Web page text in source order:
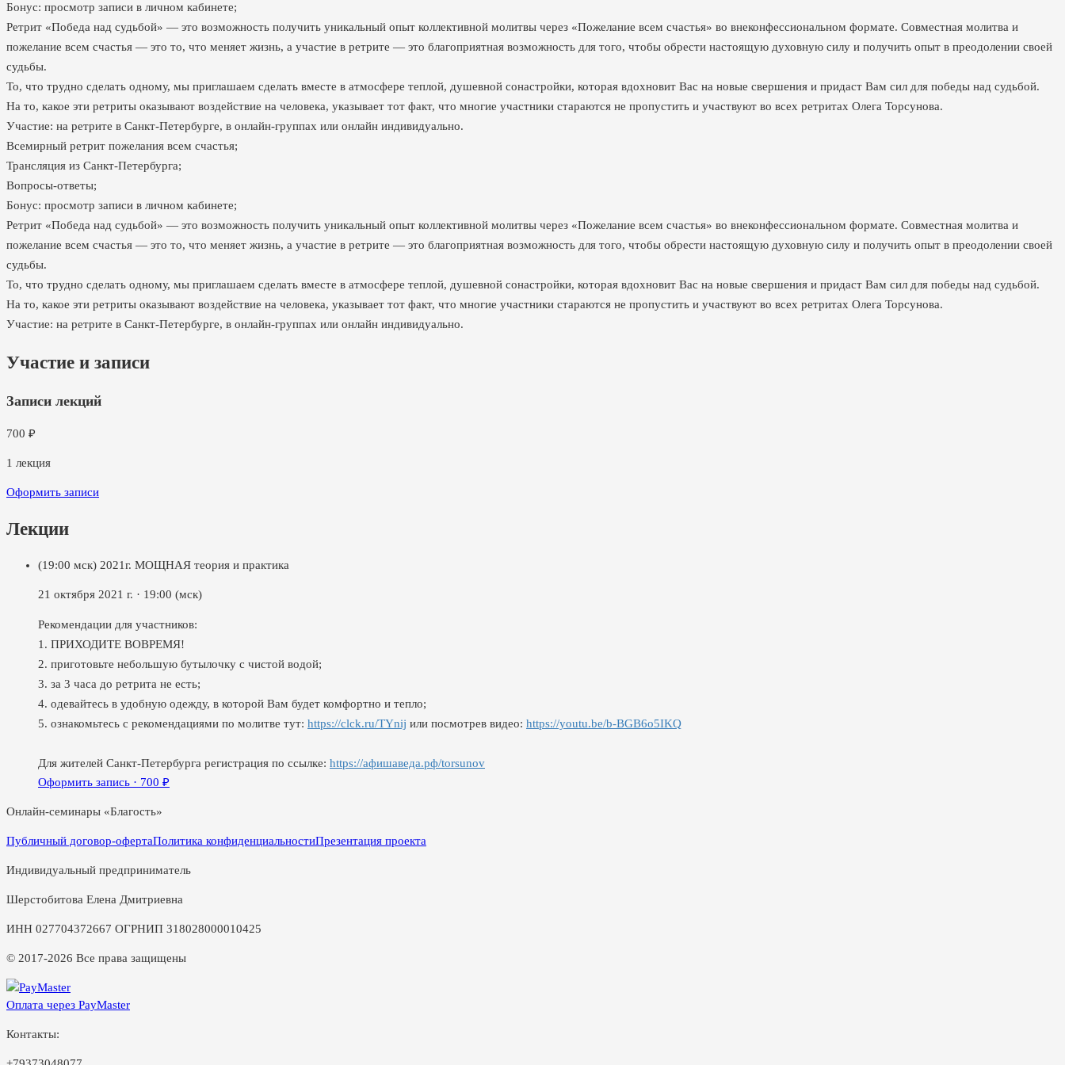
Бонус: просмотр записи в личном кабинете;
Ретрит «Победа над судьбой» — это возможность получить уникальный опыт коллективной молитвы через «Пожелание всем счастья» во внеконфессиональном формате. Совместная молитва и
пожелание всем счастья — это то, что меняет жизнь, а участие в ретрите — это благоприятная возможность для того, чтобы обрести настоящую духовную силу и получить опыт в преодолении своей
судьбы.
То, что трудно сделать одному, мы приглашаем сделать вместе в атмосфере теплой, душевной сонастройки, которая вдохновит Вас на новые свершения и придаст Вам сил для победы над судьбой.
На то, какое эти ретриты оказывают воздействие на человека, указывает тот факт, что многие участники стараются не пропустить и участвуют во всех ретритах Олега Торсунова.
Участие: на ретрите в Санкт-Петербурге, в онлайн-группах или онлайн индивидуально.
Всемирный ретрит пожелания всем счастья;
Трансляция из Санкт-Петербурга;
Вопросы-ответы;
Бонус: просмотр записи в личном кабинете;
Ретрит «Победа над судьбой» — это возможность получить уникальный опыт коллективной молитвы через «Пожелание всем счастья» во внеконфессиональном формате. Совместная молитва и
пожелание всем счастья — это то, что меняет жизнь, а участие в ретрите — это благоприятная возможность для того, чтобы обрести настоящую духовную силу и получить опыт в преодолении своей
судьбы.
То, что трудно сделать одному, мы приглашаем сделать вместе в атмосфере теплой, душевной сонастройки, которая вдохновит Вас на новые свершения и придаст Вам сил для победы над судьбой.
На то, какое эти ретриты оказывают воздействие на человека, указывает тот факт, что многие участники стараются не пропустить и участвуют во всех ретритах Олега Торсунова.
Участие: на ретрите в Санкт-Петербурге, в онлайн-группах или онлайн индивидуально.
Участие и записи
Записи лекций
700 ₽
1 лекция
Оформить записи
Лекции
(19:00 мск) 2021г. МОЩНАЯ теория и практика
21 октября 2021 г. · 19:00 (мск)
Рекомендации для участников:
1. ПРИХОДИТЕ ВОВРЕМЯ!
2. приготовьте небольшую бутылочку с чистой водой;
3. за 3 часа до ретрита не есть;
4. одевайтесь в удобную одежду, в которой Вам будет комфортно и тепло;
5. ознакомьтесь с рекомендациями по молитве тут: https://clck.ru/TYnij или посмотрев видео: https://youtu.be/b-BGB6o5IKQ
Для жителей Санкт-Петербурга регистрация по ссылке: https://афишаведа.рф/torsunov
Оформить запись · 700 ₽
Онлайн-семинары «Благость»
Публичный договор-офертаПолитика конфиденциальностиПрезентация проекта
Индивидуальный предприниматель
Шерстобитова Елена Дмитриевна
ИНН 027704372667 ОГРНИП 318028000010425
© 2017-2026 Все права защищены
Оплата через PayMaster
Контакты: